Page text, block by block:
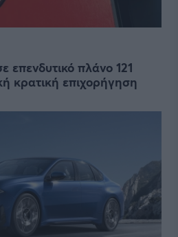
πλάνο 121
κρατική επιχορήγηση